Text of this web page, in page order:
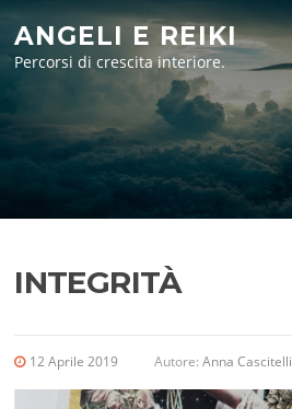
Vai
contenuto
ANGELI E REIKI
Percorsi di crescita interiore.
INTEGRITÀ
12 Aprile 2019 Autore:Anna Cascitelli